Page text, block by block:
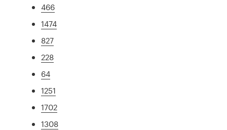
466
1474
827
228
64
1251
1702
1308